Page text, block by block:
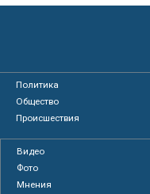
Политика
Общество
Происшествия
Видео
Фото
Мнения